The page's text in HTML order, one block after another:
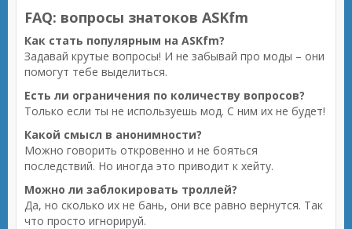
FAQ: вопросы знатоков ASKfm
Как стать популярным на ASKfm?
Задавай крутые вопросы! И не забывай про моды – они
помогут тебе выделиться.
Есть ли ограничения по количеству вопросов?
Только если ты не используешь мод. С ним их не будет!
Какой смысл в анонимности?
Можно говорить откровенно и не бояться
последствий. Но иногда это приводит к хейту.
Можно ли заблокировать троллей?
Да, но сколько их не бань, они все равно вернутся. Так
что просто игнорируй.